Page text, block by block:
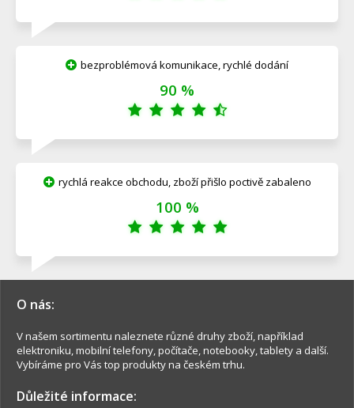
bezproblémová komunikace, rychlé dodání
90 %
rychlá reakce obchodu, zboží přišlo poctivě zabaleno
100 %
O nás:
V našem sortimentu naleznete různé druhy zboží, například
elektroniku, mobilní telefony, počítače, notebooky, tablety a další.
Vybíráme pro Vás top produkty na českém trhu.
Důležité informace: